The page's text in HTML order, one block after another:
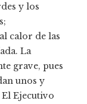
y los
calor de las
La
grave, pues
unos y
Ejecutivo